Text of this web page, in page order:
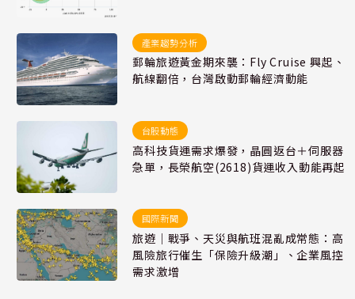
產業趨勢分析
郵輪旅遊黃金期來襲：Fly Cruise 興起、
航線翻倍，台灣啟動郵輪經濟動能
台股動態
高科技貨運需求爆發，晶圓返台＋伺服器
急單，長榮航空(2618)貨運收入動能再起
國際新聞
旅遊｜戰爭、天災與航班混亂成常態：高
風險旅行催生「保險升級潮」、企業風控
需求激增